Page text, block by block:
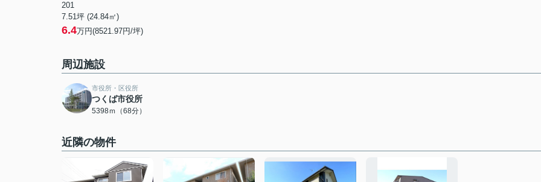
201
7.51坪 (24.84㎡)
6.4万円(8521.97円/坪)
周辺施設
市役所・区役所
つくば市役所
5398ｍ（68分）
近隣の物件